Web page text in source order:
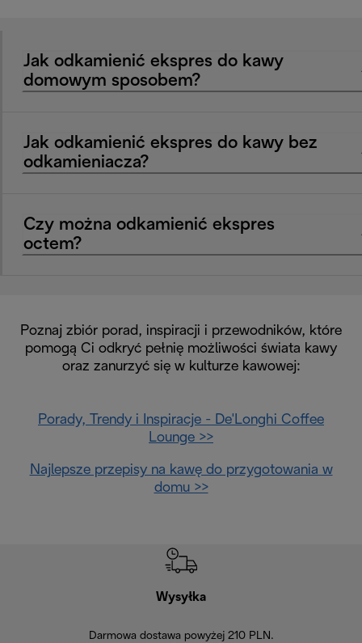
Jak odkamienić ekspres do kawy
domowym sposobem?
Jak odkamienić ekspres do kawy bez
odkamieniacza?
Czy można odkamienić ekspres
octem?
Poznaj zbiór porad, inspiracji i przewodników, które
pomogą Ci odkryć pełnię możliwości świata kawy
oraz zanurzyć się w kulturze kawowej:
Porady, Trendy i Inspiracje - De'Longhi Coffee
Lounge >>
Najlepsze przepisy na kawę do przygotowania w
domu >>
Wysyłka
Darmowa dostawa powyżej 210 PLN.